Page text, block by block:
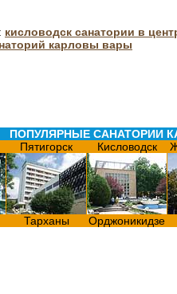
кисловодск санатории в
карловы вары
ПОПУЛЯРНЫЕ САНАТОРИИ
Пятигорск Кисловодск
Тарханы Орджоникидзе